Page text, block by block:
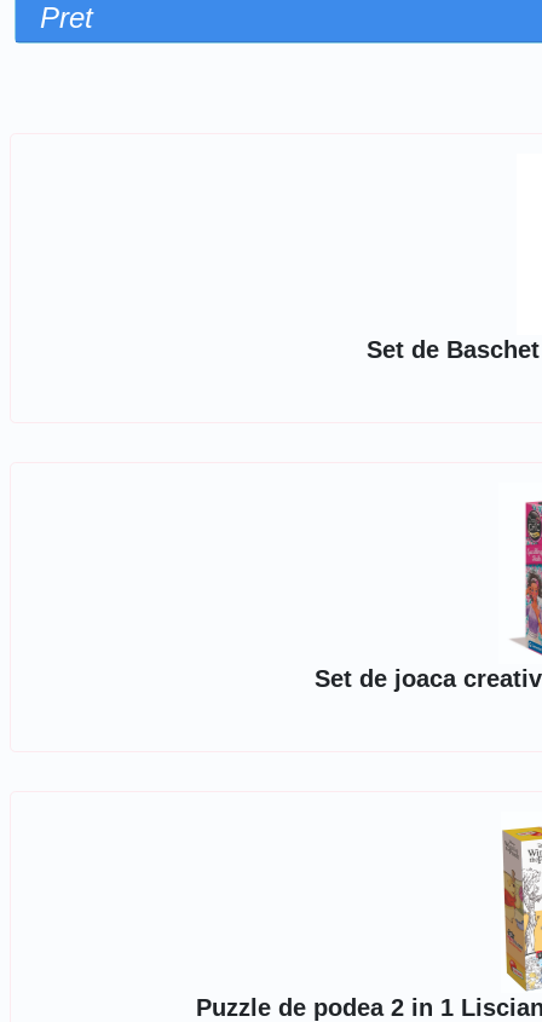
Pret
Set de
Set de joaca
Puzzle de podea 2 in 1